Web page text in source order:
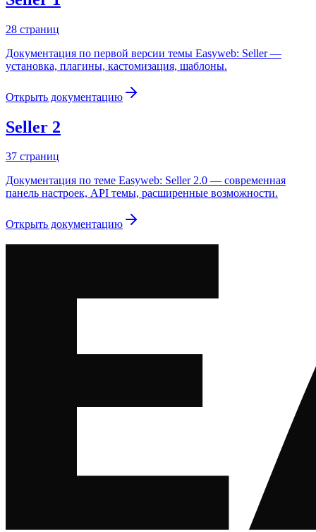
28 страниц
Документация по первой версии темы Easyweb: Seller —
установка, плагины, кастомизация, шаблоны.
Открыть документацию
Seller 2
37 страниц
Документация по теме Easyweb: Seller 2.0 — современная
панель настроек, API темы, расширенные возможности.
Открыть документацию